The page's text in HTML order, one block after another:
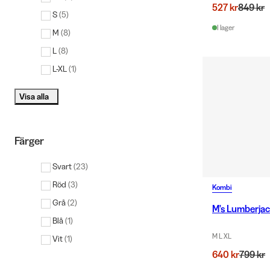
S(5)
M (8)
L(8)
L-XL(1)
Visa alla
Färger
Svart(23)
Röd (3)
Grå(2)
Blå(1)
Vit(1)
527 kr849 kr
I lager
Kombi
M's
M L XL
640 kr799 kr